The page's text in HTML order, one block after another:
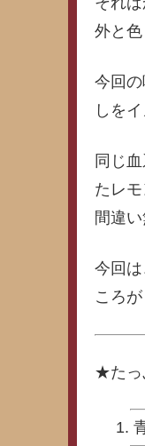
外と
今回
しを
同じ
たレ
間違い
今回
ころが
★たっ